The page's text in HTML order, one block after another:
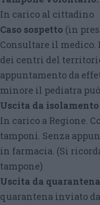
In carico al cittadino
Caso sospetto (in
Consultare il medico.
dei centri del
appuntamento da
minore il pediatra
Uscita da
In carico a Regione.
tamponi. Senza
in farmacia. (Si
tampone)
Uscita da
quarantena inviato